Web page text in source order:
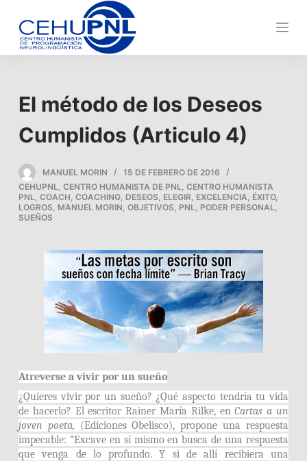
a
l
o
n
El método de los Deseos
Cumplidos (Articulo 4)
MANUEL MORIN
15 DE FEBRERO DE 2016
CEHUPNL, CENTRO HUMANISTA DE PNL, CENTRO HUMANISTA
PNL, COACH, COACHING, DESEOS, ELEGIR, EXCELENCIA, ÉXITO,
LOGROS, MANUEL MORIN, OBJETIVOS, PNL, PODER PERSONAL,
SUEÑOS
Atreverse a vivir por un sueño
¿Quieres vivir por un sueño? ¿Qué aspecto tendría tu vida
de hacerlo? El escritor Rainer María Rilke, enCartas a un
joven poeta, (Ediciones Obelisco), propone una respuesta
impecable: “Excave en sí mismo en busca de una respuesta
que venga de lo profundo. Y si de allí recibiera una